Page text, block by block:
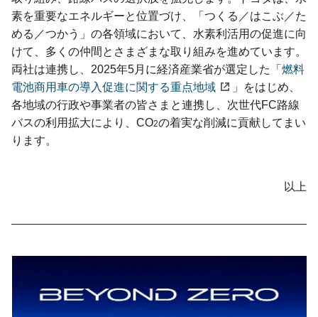
素を重要なエネルギーと位置づけ、「つくる／はこぶ／た
める／つかう」の各領域において、水素利活用の促進に向
けて、多くの仲間とさまざまな取り組みを進めています。
両社は連携し、2025年5月に経済産業省が選定した「 燃料
電池商用車の導入促進に関する重点地域
」をはじめ、
各地域の行政や事業者の皆さまと連携し、次世代FC路線
バスの利用拡大により、CO2の着実な削減に貢献してまい
ります。
以上